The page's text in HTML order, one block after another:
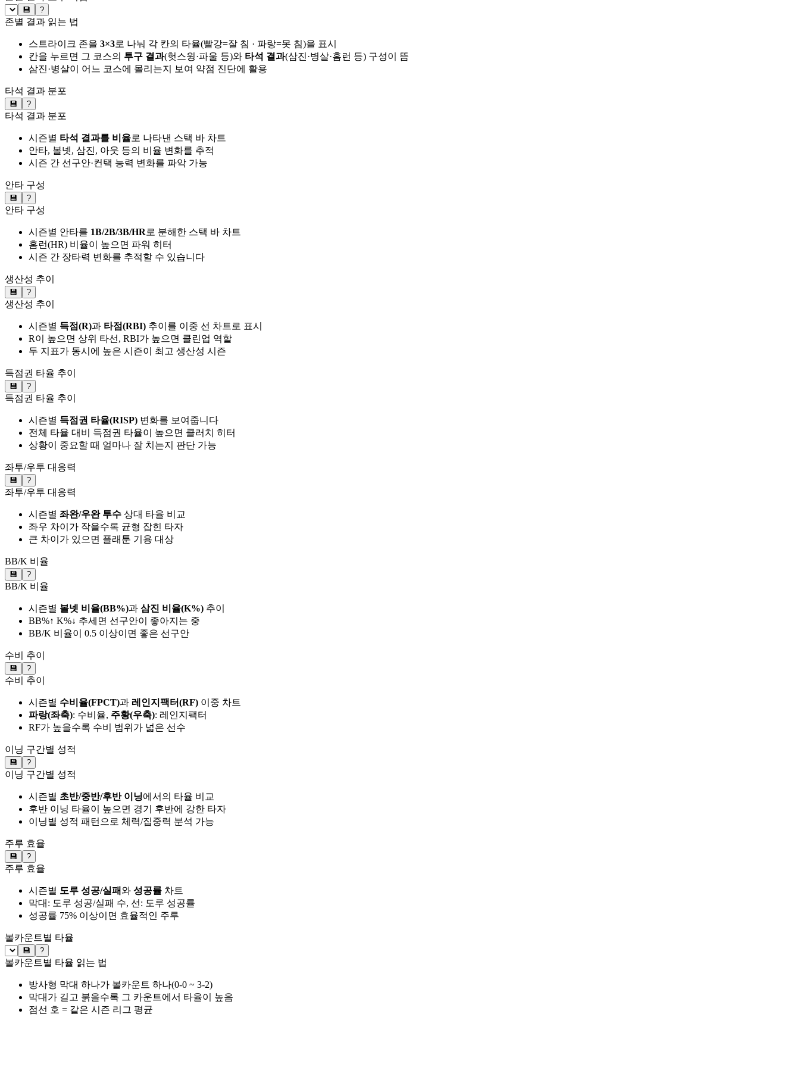
💾 ?
존별 결과 읽는 법
스트라이크 존을 3×3로 나눠 각 칸의 타율(빨강=잘 침 · 파랑=못 침)을 표시
칸을 누르면 그 코스의 투구 결과(헛스윙·파울 등)와 타석 결과(삼진·병살·홈런 등) 구성이 뜸
삼진·병살이 어느 코스에 몰리는지 보여 약점 진단에 활용
타석 결과 분포
💾 ?
타석 결과 분포
시즌별 타석 결과를 비율로 나타낸 스택 바 차트
안타, 볼넷, 삼진, 아웃 등의 비율 변화를 추적
시즌 간 선구안·컨택 능력 변화를 파악 가능
안타 구성
💾 ?
안타 구성
시즌별 안타를 1B/2B/3B/HR로 분해한 스택 바 차트
홈런(HR) 비율이 높으면 파워 히터
시즌 간 장타력 변화를 추적할 수 있습니다
생산성 추이
💾 ?
생산성 추이
시즌별 득점(R)과 타점(RBI) 추이를 이중 선 차트로 표시
R이 높으면 상위 타선, RBI가 높으면 클린업 역할
두 지표가 동시에 높은 시즌이 최고 생산성 시즌
득점권 타율 추이
💾 ?
득점권 타율 추이
시즌별 득점권 타율(RISP) 변화를 보여줍니다
전체 타율 대비 득점권 타율이 높으면 클러치 히터
상황이 중요할 때 얼마나 잘 치는지 판단 가능
좌투/우투 대응력
💾 ?
좌투/우투 대응력
시즌별 좌완/우완 투수 상대 타율 비교
좌우 차이가 작을수록 균형 잡힌 타자
큰 차이가 있으면 플래툰 기용 대상
BB/K 비율
💾 ?
BB/K 비율
시즌별 볼넷 비율(BB%)과 삼진 비율(K%) 추이
BB%↑ K%↓ 추세면 선구안이 좋아지는 중
BB/K 비율이 0.5 이상이면 좋은 선구안
수비 추이
💾 ?
수비 추이
시즌별 수비율(FPCT)과 레인지팩터(RF) 이중 차트
파랑(좌축): 수비율, 주황(우축): 레인지팩터
RF가 높을수록 수비 범위가 넓은 선수
이닝 구간별 성적
💾 ?
이닝 구간별 성적
시즌별 초반/중반/후반 이닝에서의 타율 비교
후반 이닝 타율이 높으면 경기 후반에 강한 타자
이닝별 성적 패턴으로 체력/집중력 분석 가능
주루 효율
💾 ?
주루 효율
시즌별 도루 성공/실패와 성공률 차트
막대: 도루 성공/실패 수, 선: 도루 성공률
성공률 75% 이상이면 효율적인 주루
볼카운트별 타율
💾 ?
볼카운트별 타율 읽는 법
방사형 막대 하나가 볼카운트 하나(0-0 ~ 3-2)
막대가 길고 붉을수록 그 카운트에서 타율이 높음
점선 호 = 같은 시즌 리그 평균